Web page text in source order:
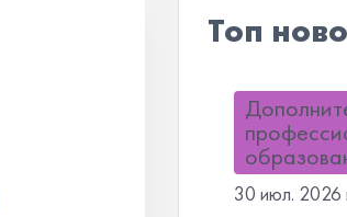
Топ
30 июл. 2026